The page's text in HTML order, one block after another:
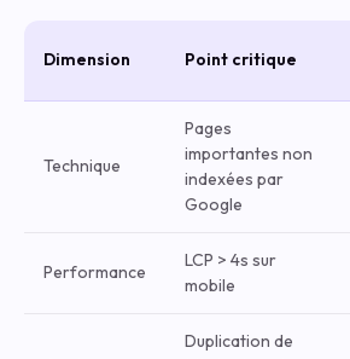
Dimension Point critique
Technique
Pages
importantes non
indexées par
Google
Performance
LCP > 4s sur
mobile
Duplication de